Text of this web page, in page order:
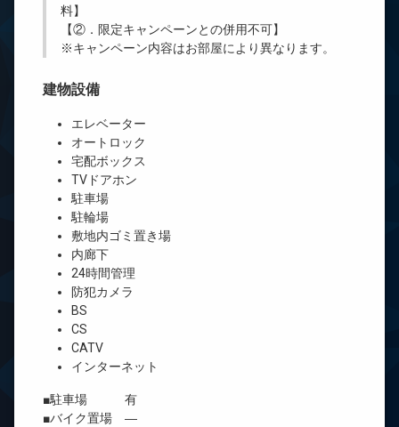
料】
【②．限定キャンペーンとの併用不可】
※キャンペーン内容はお部屋により異なります。
建物設備
エレベーター
オートロック
宅配ボックス
TVドアホン
駐車場
駐輪場
敷地内ゴミ置き場
内廊下
24時間管理
防犯カメラ
BS
CS
CATV
インターネット
■駐車場 有
■バイク置場 ―